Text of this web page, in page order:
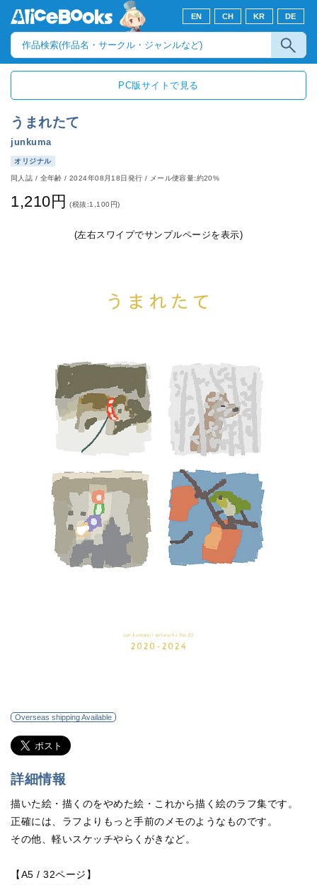
EN CH KR DE
PC版サイトで見る
うまれたて
junkuma
オリジナル
同人誌 / 全年齢/2024年08月18日発行 / メール便容量:約20%
1,210円 (税抜:1,100円)
(左右スワイプでサンプルページを表示)
Overseas shipping Available
詳細情報
描いた絵・描くのをやめた絵・これから描く絵のラフ集です。
正確には、ラフよりもっと手前のメモのようなものです。
その他、軽いスケッチやらくがきなど。
【A5 / 32ページ】